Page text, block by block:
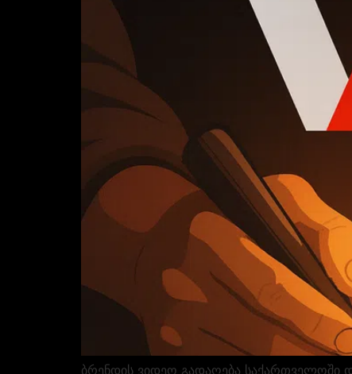
ბრენდის ვიდეო გადაღება საქართველოში